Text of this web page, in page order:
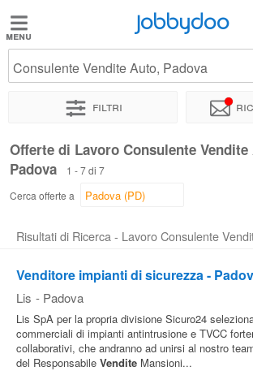
Jobbydoo
Offerte
Stipendi
professioni
Blog
Jobbydoo
Consulente Vendite Auto, Padova
Filtri
Offerte di Lavoro Consulente Vendite
Padova
1 - 7 di 7
Cerca offerte a
Risultati di Ricerca - Lavoro Consulente
Venditore impianti di sicurezza -
Lis - Padova
Lis SpA per la propria divisione Sicuro24
commerciali di impianti antintrusione e TVCC
collaborativi, che andranno ad unirsi al nostro
del Responsabile Vendite Mansioni...